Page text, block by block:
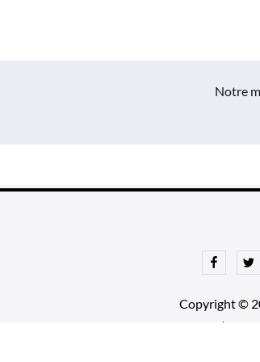
Notre
Facebook
Copyright ©
|